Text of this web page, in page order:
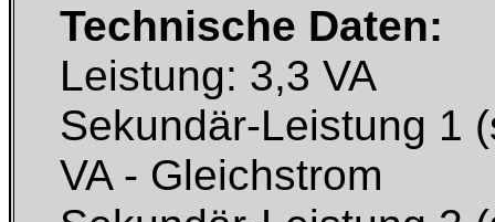
Technische Daten:
Leistung: 3,3 VA
Sekundär-Leistung 1
VA - Gleichstrom